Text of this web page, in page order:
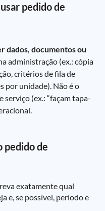
pedido de
dados, documentos ou
administração (ex.: cópia
critérios de fila de
por unidade). Não é o
serviço (ex.: “façam tapa-
pedido de
exatamente qual
e, se possível, período e